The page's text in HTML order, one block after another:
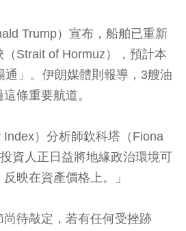
Trump）宣布，船舶已重新
Strait of Hormuz），預計本
通」。伊朗媒體則報導，3艘油
條重要航道。
）分析師欽科塔（Fiona
資人正日益將地緣政治環境可
映在資產價格上。」
尚待敲定，若有任何受挫跡